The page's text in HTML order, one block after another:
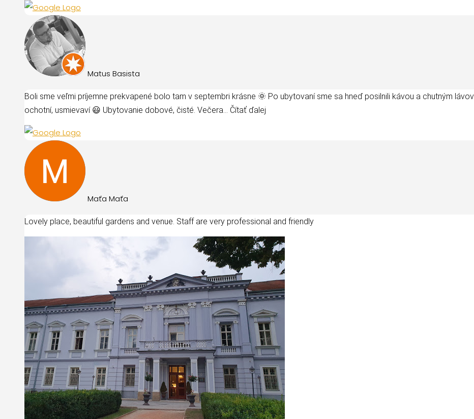
Matus Basista
Boli sme veľmi príjemne prekvapené bolo tam v septembri krásne 🌞 Po ubytovaní sme sa hneď posilnili kávou a chutným
ochotní, usmievaví 😃 Ubytovanie dobové, čisté. Večera... Čítať ďalej
Maťa Maťa
Lovely place, beautiful gardens and venue. Staff are very professional and friendly